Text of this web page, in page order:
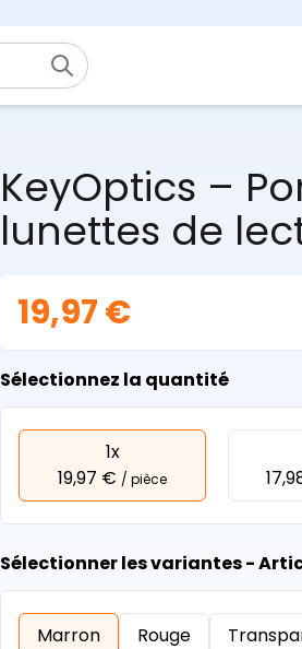
KeyOptics –
lunettes de
19,97 €
Sélectionnez la quantité
1x
19,97 € / pièce
Sélectionner les variantes -
Marron Rouge